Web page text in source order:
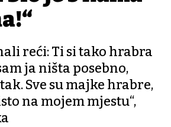
reći: Ti si tako hrabra
ja ništa posebno,
Sve su majke hrabre,
na mojem mjestu“,